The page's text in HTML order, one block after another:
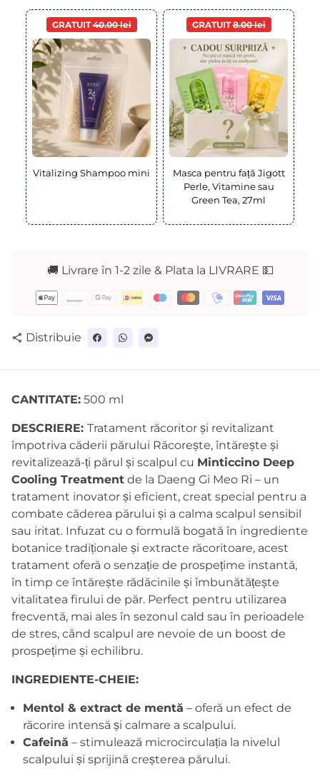
GRATUIT40.00 lei
Vitalizing Shampoo mini
GRATUIT8.00 lei
Masca pentru față Jigott
Perle, Vitamine sau
Green Tea, 27ml
🚚 Livrare în 1-2 zile & Plata la LIVRARE 💵
Metode
plată
share Distribuie
CANTITATE: 500 ml
DESCRIERE: Tratament răcoritor și revitalizant
împotriva căderii părului Răcorește, întărește și
revitalizează-ți părul și scalpul cu Minticcino Deep
Cooling Treatment de la Daeng Gi Meo Ri – un
tratament inovator și eficient, creat special pentru a
combate căderea părului și a calma scalpul sensibil
sau iritat. Infuzat cu o formulă bogată în ingrediente
botanice tradiționale și extracte răcoritoare, acest
tratament oferă o senzație de prospețime instantă,
în timp ce întărește rădăcinile și îmbunătățește
vitalitatea firului de păr. Perfect pentru utilizarea
frecventă, mai ales în sezonul cald sau în perioadele
de stres, când scalpul are nevoie de un boost de
prospețime și echilibru.
INGREDIENTE-CHEIE:
Mentol & extract de mentă – oferă un efect de
răcorire intensă și calmare a scalpului.
Cafeină – stimulează microcirculația la nivelul
scalpului și sprijină creșterea părului.